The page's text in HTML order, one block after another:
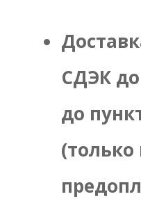
СДЭК
до
(только